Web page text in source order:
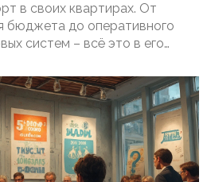
в своих квартирах. От
бюджета до оперативного
систем – всё это в его
может помочь жильцам, важно
улучшения качества жизни в
Статья даст полезные
взаимодействия с